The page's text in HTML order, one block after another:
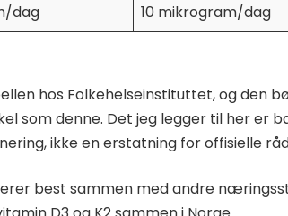
dag 10 mikrogram/dag
hos Folkehelseinstituttet, og den
som denne. Det jeg legger til her er
ikke en erstatning for offisielle
best sammen med andre